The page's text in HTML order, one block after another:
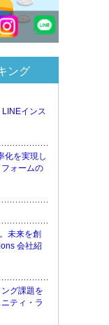
ング
インス
化を実現し
ォームの
未来を創
会社紹
グ課題を
ティ・ラ